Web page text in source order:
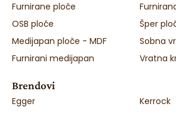
Furnirane ploče
OSB ploče
Medijapan ploče - MDF
Furnirani medijapan
Šper
Sobna
Vratna
Brendovi
Egger
Kerrock